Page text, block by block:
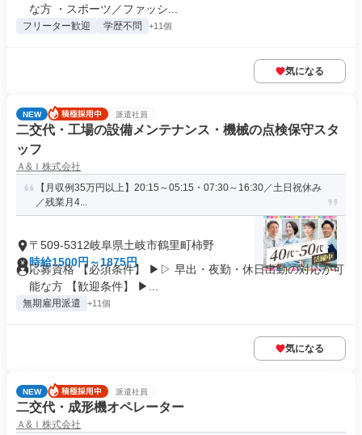
な方 ・スポーツ／ファッシ...
フリーター歓迎 学歴不問 +11個
気になる
NEW 派遣社員
二交代・工場の設備メンテナンス・機械の点検保守スタ
ッフ
Ａ&Ｉ株式会社
【月収例35万円以上】20:15～05:15・07:30～16:30／土日祝休み
／残業月4...
〒509-5312岐阜県土岐市鶴里町柿野
時給1500円～1875円
応募資格 【必須条件】 ▶▷ 早出・夜勤・休日出勤の対応が可
能な方 【歓迎条件】 ▶...
無期雇用派遣 +11個
気になる
NEW 派遣社員
二交代・成形機オペレーター
Ａ&Ｉ株式会社